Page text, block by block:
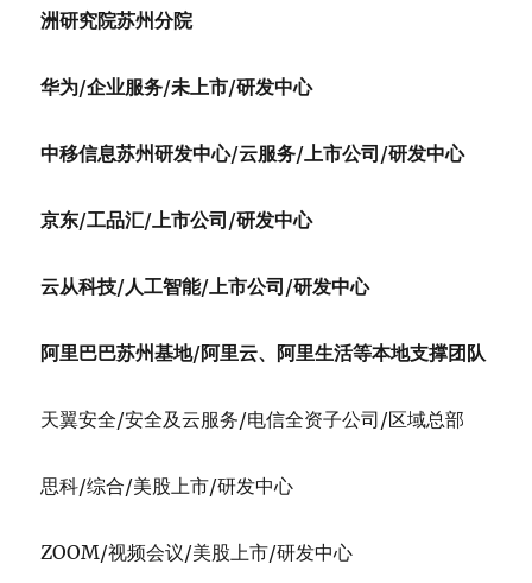
洲研究院苏州分院
华为/企业服务/未上市/研发中心
中移信息苏州研发中心/云服务/上市公司/研发中心
京东/工品汇/上市公司/研发中心
云从科技/人工智能/上市公司/研发中心
阿里巴巴苏州基地/阿里云、阿里生活等本地支撑团队
天翼安全/安全及云服务/电信全资子公司/区域总部
思科/综合/美股上市/研发中心
ZOOM/视频会议/美股上市/研发中心